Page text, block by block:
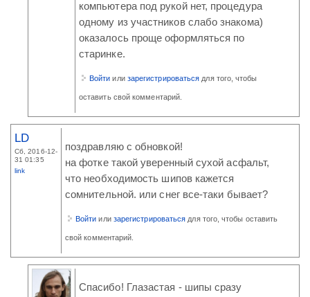
компьютера под рукой нет, процедура
одному из участников слабо знакома)
оказалось проще оформляться по
старинке.
Войти или зарегистрироваться для того, чтобы
оставить свой комментарий.
LD
Сб, 2016-12-
31 01:35
link
поздравляю с обновкой!
на фотке такой уверенный сухой асфальт,
что необходимость шипов кажется
сомнительной. или снег все-таки бывает?
Войти или зарегистрироваться для того, чтобы оставить
свой комментарий.
Спасибо! Глазастая - шипы сразу